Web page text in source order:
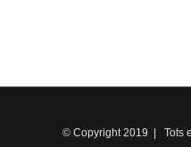
© Copyright 2019 | Tots